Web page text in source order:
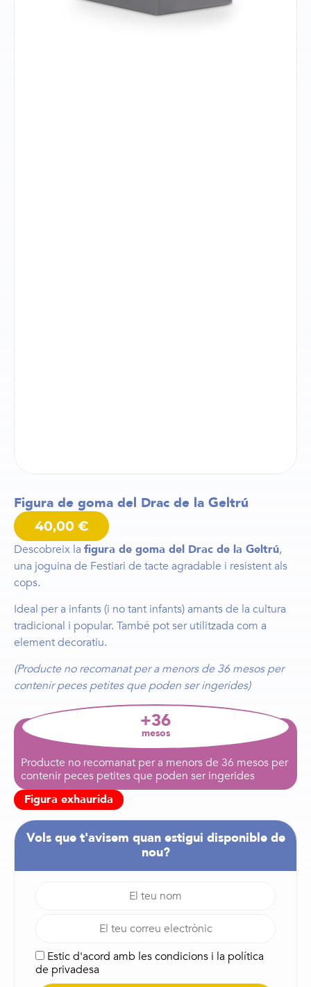
Figura de goma del Drac de la Geltrú
40,00 €
Descobreix la figura de goma del Drac de la Geltrú,
una joguina de Festiari de tacte agradable i resistent als
cops.
Ideal per a infants (i no tant infants) amants de la cultura
tradicional i popular. També pot ser utilitzada com a
element decoratiu.
(Producte no recomanat per a menors de 36 mesos per
contenir peces petites que poden ser ingerides)
+36
mesos
Producte no recomanat per a menors de 36 mesos per
contenir peces petites que poden ser ingerides
Figura exhaurida
Vols que t'avisem quan estigui disponible de
nou?
Estic d'acord amb lescondicions i la política
de privadesa